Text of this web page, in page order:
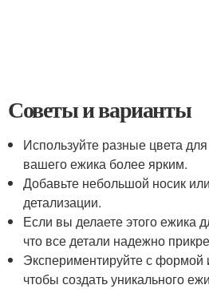
Советы и варианты
Используйте разные цвета
вашего ежика более ярким.
Добавьте небольшой носик
детализации.
Если вы делаете этого ежика
что все детали надежно
Экспериментируйте с формой
чтобы создать уникального